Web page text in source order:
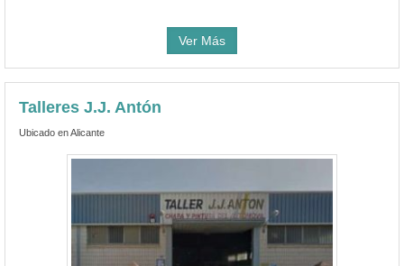
Ver Más
Talleres J.J. Antón
Ubicado en Alicante